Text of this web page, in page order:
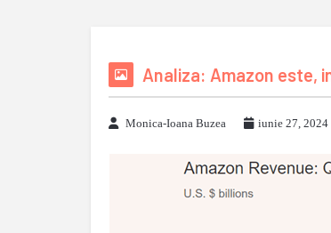
Analiza: Amazon este,
Monica-Ioana Buzea iunie 27, 2024